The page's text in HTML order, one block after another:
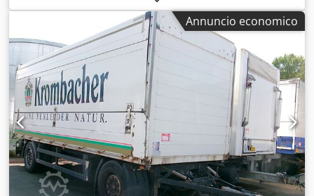
carico:7.370 mm, larghezza vano di carico:2.480 mm,
altezza vano di carico:2.300 mm , volume dello spazio di
carico:42 m³, lunghezza totale: 9.370 mm
, larghezza
totale:2.530 mm, altezza totale: 3.650 mm, Anno di
produzione: 2008 , * Sovrastruttura a parete oscillante
Böse, montata sotto il tetto * Dimensioni del vano di carico:
7.370 x 2.480 x 2.200 mm * Altezza utile del carico
utilizzabile lateralmente: 1.900 mm * Sovrastruttura
certificata Dekra secondo gli standard VDI 2700 e DN EN
12642, codice XL * Doppia porta posteriore a battente *
Supporto per carrello elevatore Crsdpfx Abjzrq Adoisf *
Anelli di fissaggio * Assi BPW * Sospensioni pneumatiche *
Freni a disco
Annuncio economico